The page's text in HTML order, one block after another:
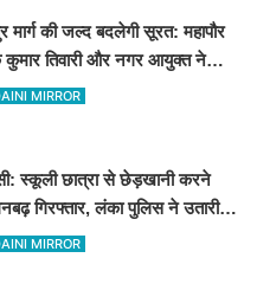
मार्ग की जल्द बदलेगी सूरत: महापौर
तिवारी और नगर आयुक्त ने
निरीक्षण
MIRROR
स्कूली छात्रा से छेड़खानी करने
गिरफ्तार, लंका पुलिस ने उतारी
MIRROR